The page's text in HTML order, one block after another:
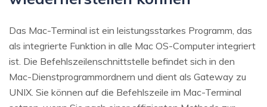
Das Mac-Terminal ist ein leistungsstarkes Programm, das
als integrierte Funktion in alle Mac OS-Computer integriert
ist. Die Befehlszeilenschnittstelle befindet sich in den
Mac-Dienstprogrammordnern und dient als Gateway zu
UNIX. Sie können auf die Befehlszeile im Mac-Terminal